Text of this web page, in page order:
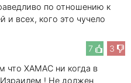
по отношению к
всех, кого это чучело
7
3
что ХАМАС ни когда в
Израилем ! Не должен